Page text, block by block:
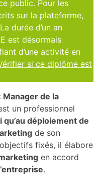
public. Pour les
sur la plateforme,
durée d’un an
est désormais
d’une activité en
si ce diplôme est
Manager de la
un professionnel
déploiement de
de son
fixés, il élabore
en accord
.